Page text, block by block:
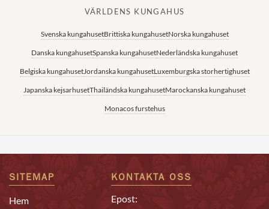
VÄRLDENS KUNGAHUS
Svenska kungahusetBrittiska kungahusetNorska kungahuset
Danska kungahusetSpanska kungahusetNederländska kungahuset
Belgiska kungahusetJordanska kungahusetLuxemburgska storhertighuset
Japanska kejsarhusetThailändska kungahusetMarockanska kungahuset
Monacos furstehus
SITEMAP
Hem
KONTAKTA OSS
Epost: